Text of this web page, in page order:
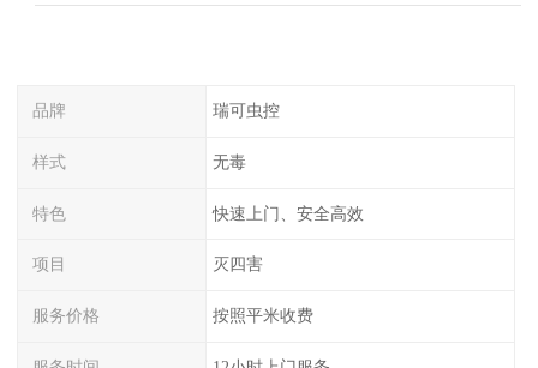
品牌 瑞可虫控
样式 无毒
特色 快速上门、安全高效
项目 灭四害
服务价格 按照平米收费